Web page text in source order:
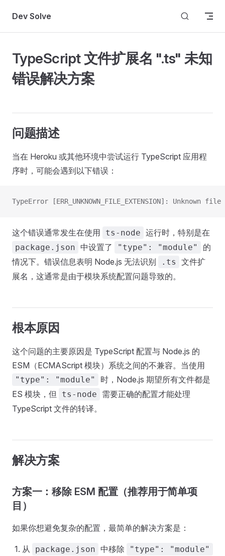
Skip to content
Dev Solve
TypeScript 文件扩展名 ".ts" 未知
错误解决方案
问题描述
当在 Heroku 或其他环境中尝试运行 TypeScript 应用程
序时，可能会遇到以下错误：
TypeError [ERR_UNKNOWN_FILE_EXTENSION]:
这个错误通常发生在使用 ts-node 运行时，特别是在
package.json 中设置了 "type": "module"
的
情况下。错误信息表明 Node.js 无法识别
.ts
文件扩
展名，这通常是由于模块系统配置问题导致的。
根本原因
这个问题的主要原因是 TypeScript 配置与 Node.js 的
ESM（ECMAScript 模块）系统之间的不兼容。当使用
"type": "module"
时，Node.js 期望所有文件都是
ES 模块，但
ts-node
需要正确的配置才能处理
TypeScript 文件的转译。
解决方案
方案一：移除 ESM 配置（推荐用于简单项
目）
如果你想避免复杂的配置，最简单的解决方案是：
从 package.json 中移除 "type": "module"